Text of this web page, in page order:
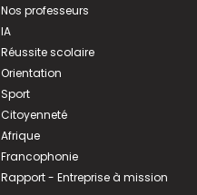
Nos professeurs
IA
Réussite scolaire
Orientation
Sport
Citoyenneté
Afrique
Francophonie
Rapport - Entreprise à mission